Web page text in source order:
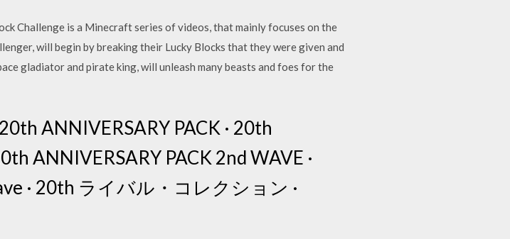
is a Minecraft series of videos, that mainly focuses on the
will begin by breaking their Lucky Blocks that they were given and
gladiator and pirate king, will unleash many beasts and foes for the
ANNIVERSARY PACK · 20th
ANNIVERSARY PACK 2nd WAVE ·
· 20th ライバル・コレクション ·